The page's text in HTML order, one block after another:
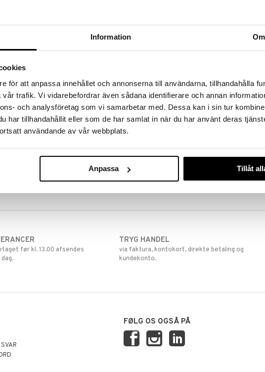
Information Om
för att anpassa innehållet och annonserna till användarna, tillhandahålla
trafik. Vi vidarebefordrar även sådana identifierare och annan
och analysföretag som vi samarbetar med. Dessa kan i sin tur
har tillhandahållit eller som de har samlat in när du har använt deras
användande av vår webbplats.
Anpassa Tillåt
Fugtgivende fodplejestrømper, der
forstærker den fugtgivende effekt
med fodcreme.
29
Millu Kvalmebånd er et armbånd,
der lindrer kvalme ved graviditet og
før kl. 13.00 afsendes
TRYG HANDEL
via faktura, kontokort, direkte betaling og
kundekonto.
FØLG OS OGSÅ PÅ